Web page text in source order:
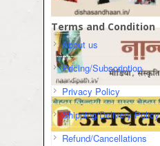
Terms and Condition
About us
Pricing/Subscription
Privacy Policy
Shipping/Delivery Policy
Refund/Cancellations